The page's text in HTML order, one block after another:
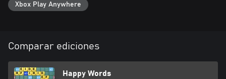
Xbox Play Anywhere
Comparar ediciones
Happy Words